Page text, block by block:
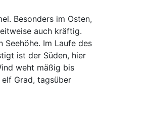
Besonders im Osten,
auch kräftig.
Seehöhe. Im Laufe des
ist der Süden, hier
weht mäßig bis
Grad, tagsüber